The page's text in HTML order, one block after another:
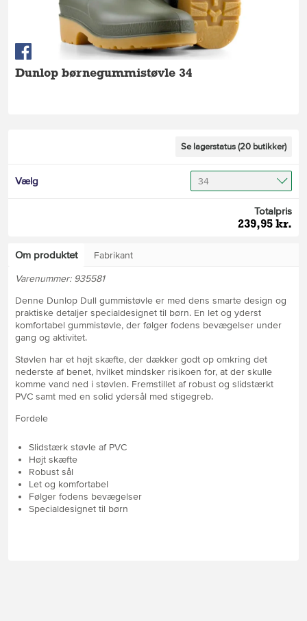
Dunlop børnegummistøvle 34
Se lagerstatus (20 butikker)
Vælg 34
Totalpris
239,95 kr.
Om produktet
Fabrikant
Varenummer: 935581
Denne Dunlop Dull gummistøvle er med dens smarte design og
praktiske detaljer specialdesignet til børn. En let og yderst
komfortabel gummistøvle, der følger fodens bevægelser under
gang og aktivitet.
Støvlen har et højt skæfte, der dækker godt op omkring det
nederste af benet, hvilket mindsker risikoen for, at der skulle
komme vand ned i støvlen. Fremstillet af robust og slidstærkt
PVC samt med en solid ydersål med stigegreb.
Fordele
Slidstærk støvle af PVC
Højt skæfte
Robust sål
Let og komfortabel
Følger fodens bevægelser
Specialdesignet til børn